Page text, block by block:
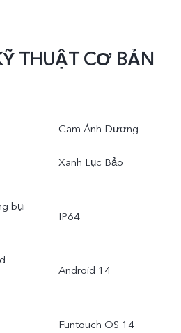
THUẬT CƠ BẢN
Cam Ánh Dương
Xanh Lục Bảo
bụi
IP64
Android 14
Funtouch OS 14